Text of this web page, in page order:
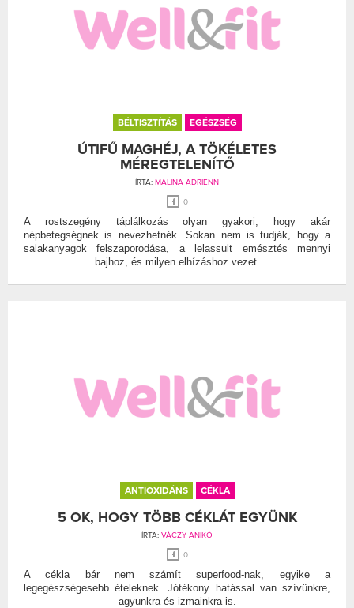
BÉLTISZTÍTÁS EGÉSZSÉG
ÚTIFŰ MAGHÉJ, A TÖKÉLETES
MÉREGTELENÍTŐ
ÍRTA: MALINA ADRIENN
0
A rostszegény táplálkozás olyan gyakori, hogy akár
népbetegségnek is nevezhetnék. Sokan nem is tudják, hogy a
salakanyagok felszaporodása, a lelassult emésztés mennyi
bajhoz, és milyen elhízáshoz vezet.
ANTIOXIDÁNS CÉKLA
5 OK, HOGY TÖBB CÉKLÁT EGYÜNK
ÍRTA: VÁCZY ANIKÓ
0
A cékla bár nem számít superfood-nak, egyike a
legegészségesebb ételeknek. Jótékony hatással van szívünkre,
agyunkra és izmainkra is.